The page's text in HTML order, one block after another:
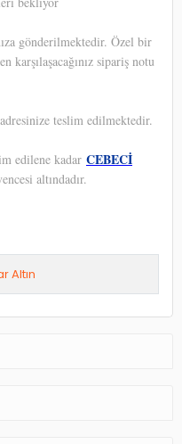
gönderilmektedir. Özel bir
karşılaşacağınız sipariş notu
teslim edilmektedir.
edilene kadar CEBECİ
altındadır.
Altın